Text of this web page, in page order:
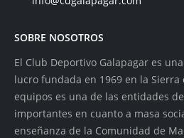
SOBRE NOSOTROS
El Club Deportivo Galapagar es
lucro fundada en 1969 en la Sierra
equipos es una de las entidades
importantes en cuanto a masa
enseñanza de la Comunidad de